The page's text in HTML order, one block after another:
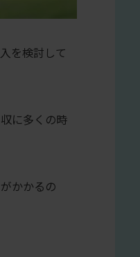
を検討して
に多くの時
かかるの